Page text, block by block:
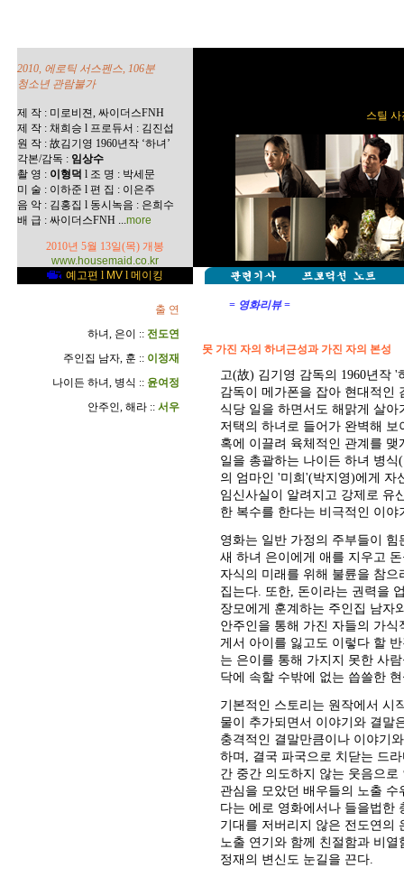
2010, 에로틱 서스펜스, 106분
청소년 관람불가
제 작 : 미로비젼, 싸이더스FNH
제 작 : 채희승 l 프로듀서 : 김진섭
원 작 : 故김기영 1960년작 ‘하녀’
각본/감독 : 임상수
촬 영 : 이형덕 l 조 명 : 박세문
미 술 : 이하준 l 편 집 : 이은주
음 악 : 김홍집 l 동시녹음 : 은희수
배 급 : 싸이더스FNH ...more
2010년 5월 13일(목) 개봉
www.housemaid.co.kr
스틸
예고편 l MV l 메이킹
출 연
하녀, 은이 :: 전도연
주인집 남자, 훈 :: 이정재
나이든 하녀, 병식 :: 윤여정
안주인, 해라 :: 서우
= 영화리뷰 =
못 가진 자의 하녀근성과 가진 자의 본성
고(故) 김기영 감독의 1960년작
감독이 메가폰을 잡아 현대적인
식당 일을 하면서도 해맑게 살
저택의 하녀로 들어가 완벽해
혹에 이끌려 육체적인 관계를
일을 총괄하는 나이든 하녀 병
의 엄마인 '미희'(박지영)에게 자
임신사실이 알려지고 강제로 유
한 복수를 한다는 비극적인 이야
영화는 일반 가정의 주부들이
새 하녀 은이에게 애를 지우고
자식의 미래를 위해 불륜을 참
집는다. 또한, 돈이라는 권력을
장모에게 훈계하는 주인집 남자
안주인을 통해 가진 자들의 가
게서 아이를 잃고도 이렇다 할
는 은이를 통해 가지지 못한 사
닥에 속할 수밖에 없는 씁쓸한
기본적인 스토리는 원작에서 시
물이 추가되면서 이야기와 결말
충격적인 결말만큼이나 이야기
하며, 결국 파국으로 치닫는 드
간 중간 의도하지 않는 웃음으
관심을 모았던 배우들의 노출
다는 에로 영화에서나 들을법한
기대를 저버리지 않은 전도연의
노출 연기와 함께 친절함과 비
정재의 변신도 눈길을 끈다.